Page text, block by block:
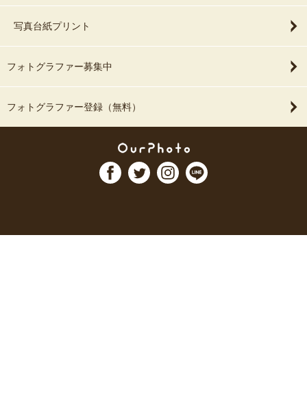
写真台紙プリント
フォトグラファー募集中
フォトグラファー登録（無料）